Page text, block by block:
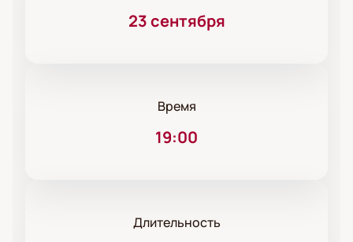
23 сентября
Время
19:00
Длительность